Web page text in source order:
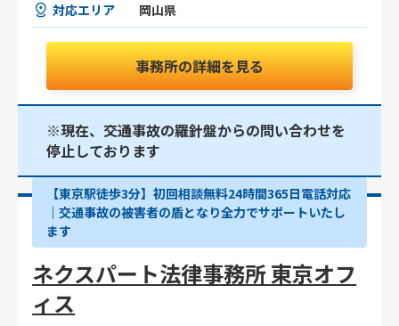
対応エリア 岡山県
事務所の詳細を見る
※現在、交通事故の羅針盤からの問い合わせを
停止しております
【東京駅徒歩3分】初回相談無料24時間365日電話対応
｜交通事故の被害者の盾となり全力でサポートいたし
ます
ネクスパート法律事務所 東京オフ
ィス